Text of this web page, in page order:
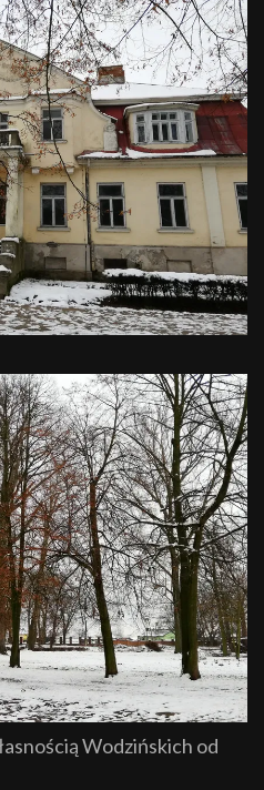
Wodzińskich od